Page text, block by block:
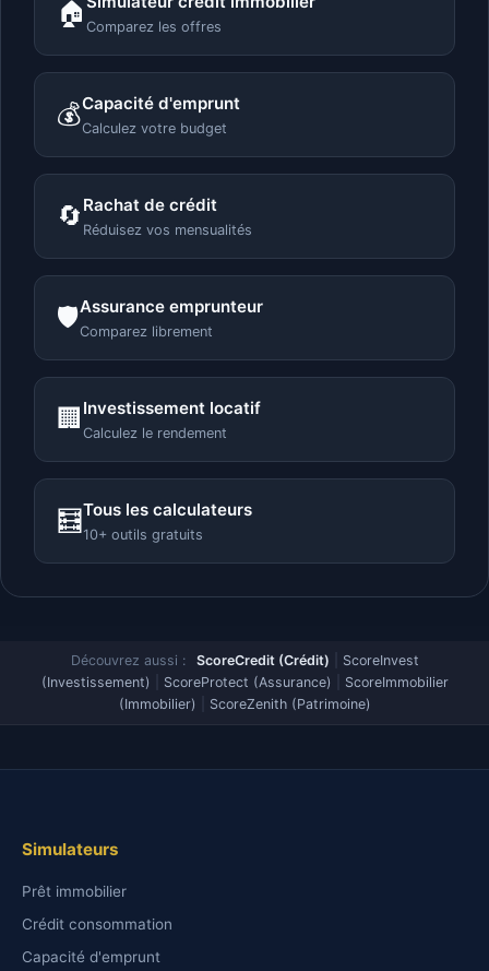
🏠 Comparez les offres
💰Capacité d'emprunt
Calculez votre budget
🔄 Rachat de crédit
Réduisez vos mensualités
🛡️Assurance emprunteur
Comparez librement
🏢 Investissement locatif
Calculez le rendement
🧮Tous les calculateurs
10+ outils gratuits
Découvrez aussi : ScoreCredit (Crédit)
ScoreInvest
(Investissement)
ScoreProtect (Assurance)
ScoreImmobilier
(Immobilier)
ScoreZenith (Patrimoine)
Simulateurs
Prêt immobilier
Crédit consommation
Capacité d'emprunt